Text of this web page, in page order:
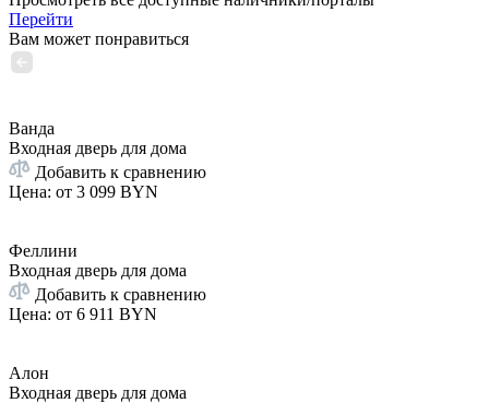
Перейти
Вам может понравиться
Ванда
Входная дверь для дома
Добавить к сравнению
Цена: от 3 099 BYN
Феллини
Входная дверь для дома
Добавить к сравнению
Цена: от 6 911 BYN
Алон
Входная дверь для дома